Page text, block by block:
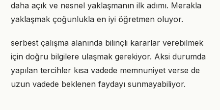
daha açık ve nesnel yaklaşmanın ilk adımı. Merakla
yaklaşmak çoğunlukla en iyi öğretmen oluyor.
serbest çalışma alanında bilinçli kararlar verebilmek
için doğru bilgilere ulaşmak gerekiyor. Aksi durumda
yapılan tercihler kısa vadede memnuniyet verse de
uzun vadede beklenen faydayı sunmayabiliyor.